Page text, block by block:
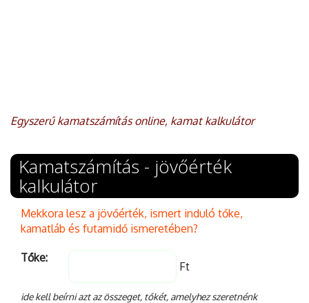
Egyszerű kamatszámítás online, kamat kalkulátor
Kamatszámítás - jövőérték
kalkulátor
Mekkora lesz a jövőérték, ismert induló tőke,
kamatláb és futamidő ismeretében?
Tőke:
Ft
ide kell beírni azt az összeget, tőkét, amelyhez szeretnénk